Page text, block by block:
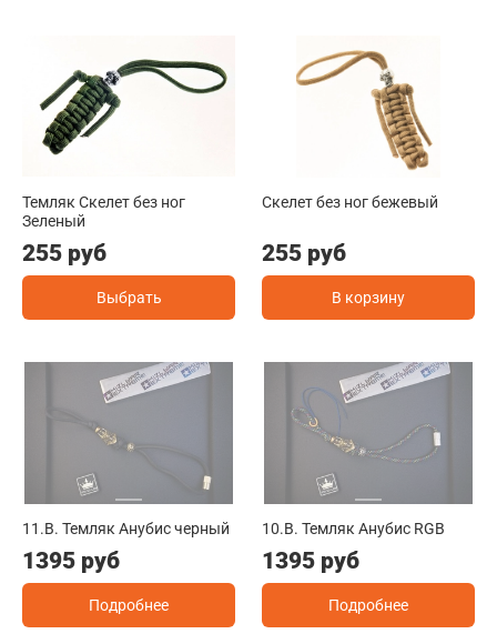
Темляк Скелет без ног
Зеленый
255 руб
Выбрать
Скелет без ног бежевый
255 руб
В корзину
11.B. Темляк Анубис черный
1395 руб
Подробнее
10.B. Темляк Анубис RGB
1395 руб
Подробнее